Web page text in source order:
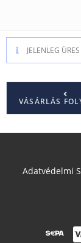
JELENLEG
VÁSÁRLÁS
Adatvédelmi